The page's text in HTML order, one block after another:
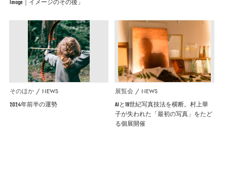
Image｜イメージのその後」
そのほか NEWS
2024年前半の運勢
展覧会 NEWS
AIと19世紀写真技法を横断。村上華
子が失われた「最初の写真」をたど
る個展開催